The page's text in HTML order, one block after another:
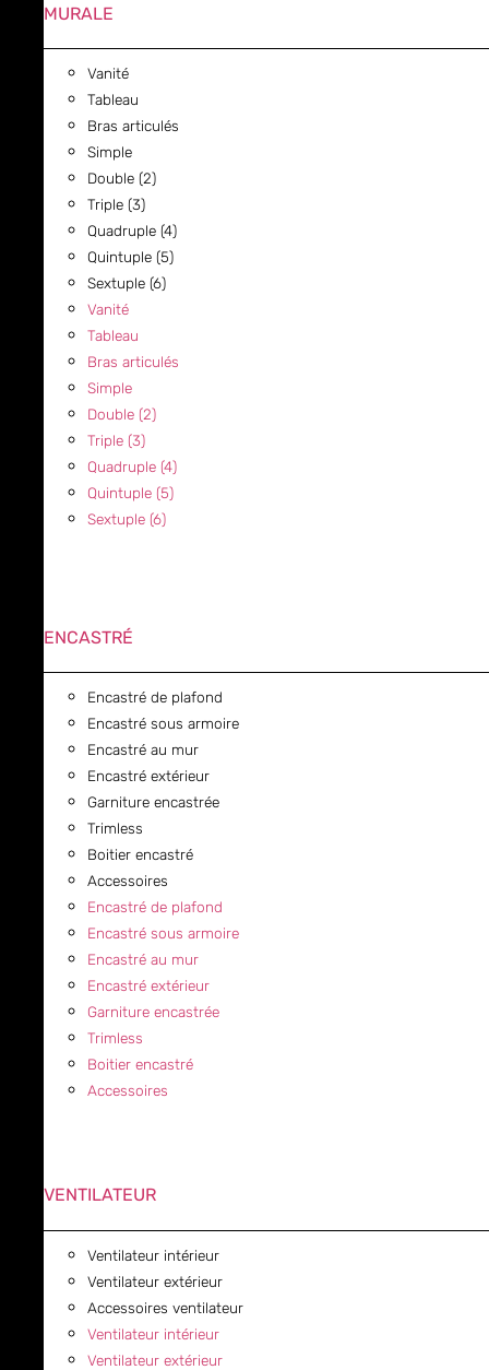
MURALE
Vanité
Tableau
Bras articulés
Simple
Double (2)
Triple (3)
Quadruple (4)
Quintuple (5)
Sextuple (6)
Vanité
Tableau
Bras articulés
Simple
Double (2)
Triple (3)
Quadruple (4)
Quintuple (5)
Sextuple (6)
ENCASTRÉ
Encastré de plafond
Encastré sous armoire
Encastré au mur
Encastré extérieur
Garniture encastrée
Trimless
Boitier encastré
Accessoires
Encastré de plafond
Encastré sous armoire
Encastré au mur
Encastré extérieur
Garniture encastrée
Trimless
Boitier encastré
Accessoires
VENTILATEUR
Ventilateur intérieur
Ventilateur extérieur
Accessoires ventilateur
Ventilateur intérieur
Ventilateur extérieur